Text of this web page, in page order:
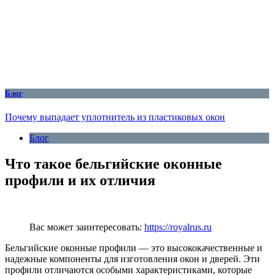
Блог
Почему выпадает уплотнитель из пластиковых окон
Блог
Что такое бельгийские оконные
профили и их отличия
Вас может заинтересовать: https://royalrus.ru
Бельгийские оконные профили — это высококачественные и
надежные компоненты для изготовления окон и дверей. Эти
профили отличаются особыми характеристиками, которые